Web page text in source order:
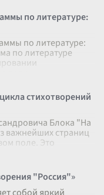
по литературе:
по литературе:
по литературе
подр
стихотворений
Блока "На
важнейших страниц
поле. Это
"Россия"»